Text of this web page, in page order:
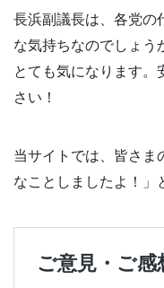
長浜副議長は、各党の
な気持ちなのでしょう
とても気になります。
さい！
当サイトでは、皆さま
なことしましたよ！」